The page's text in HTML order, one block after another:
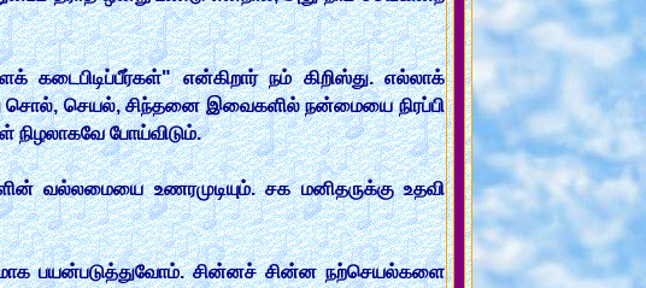
என்கிறார் நம் கிறிஸ்து. எல்லாக்
சொல், செயல், சிந்தனை இவைகளில் நன்மையை நிரப்பி
போய்விடும்.
வல்லமையை உணரமுடியும். சக மனிதருக்கு உதவி
பயன்படுத்துவோம். சின்னச் சின்ன நற்செயல்களை